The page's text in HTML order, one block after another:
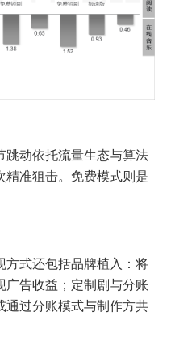
跳动依托流量生态与算法
精准狙击。免费模式则是
方式还包括品牌植入：将
广告收益；定制剧与分账
通过分账模式与制作方共